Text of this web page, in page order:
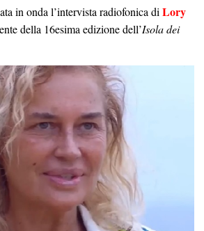
in onda l’intervista radiofonica diLory
della 16esima edizione dell’Isola dei